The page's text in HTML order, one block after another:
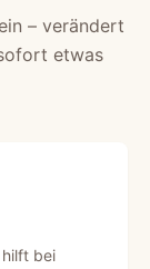
– verändert
etwas
bei